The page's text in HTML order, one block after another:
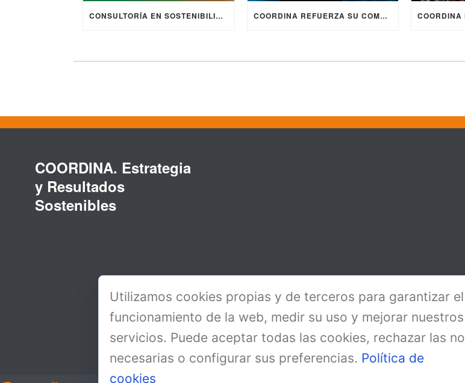
CONSULTORÍA EN SOSTENIBILIDAD Y PROYECTOS EUROPEOS | COORDINA 2025 COORDINA REFUERZA SU COMPROMISO CON LA INCLUSIÓN DIGITAL EN EL PROYECTO EUROPEO ERASMUS+ VIGO4AI
COORDINA. Estrategia
y Resultados
Sostenibles
Utilizamos cookies propias y de terceros para garantizar el
funcionamiento de la web, medir su uso y mejorar nuestros
servicios. Puede aceptar todas las cookies, rechazar las no
necesarias o configurar sus preferencias. Política de
cookies